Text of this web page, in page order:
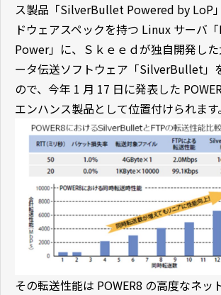
ス製品「SilverBullet Powered by LoP
ドウェアスペックを持つ Linux サーバ
Power」に、Ｓｋｅｅｄが独自開発し
ータ伝送ソフトウェア「SilverBullet」
ので、今年 1 月 17 日に発表した
エンハンス製品として位置付けられます。
その転送性能は POWER8 の高度なネッ